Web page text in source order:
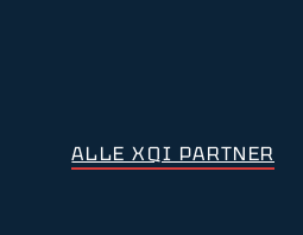
ALLE XQI PARTNER